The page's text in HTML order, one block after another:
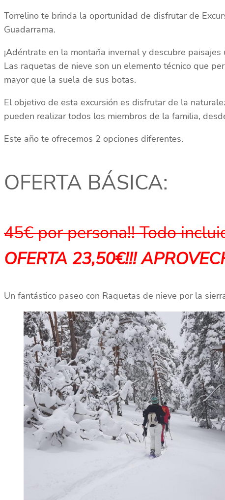
Torrelino te brinda la oportunidad de disfrutar de
Guadarrama.
¡Adéntrate en la montaña invernal y descubre paisajes
Las raquetas de nieve son un elemento técnico que
mayor que la suela de sus botas.
El objetivo de esta excursión es disfrutar de la
pueden realizar todos los miembros de la familia,
Este año te ofrecemos 2 opciones diferentes.
OFERTA BÁSICA:
45€ por persona!! Todo
OFERTA 23,50€!!!
Un fantástico paseo con Raquetas de nieve por la